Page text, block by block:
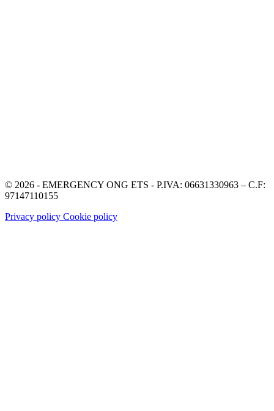
© 2026 - EMERGENCY ONG ETS - P.IVA: 06631330963 – C.F:
97147110155
Privacy policy Cookie policy